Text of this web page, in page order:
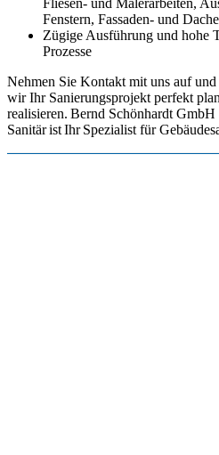
Fliesen- und Malerarbeiten,
Fenstern, Fassaden- und
Zügige Ausführung und hohe
Prozesse
Nehmen Sie Kontakt mit uns auf
wir Ihr Sanierungsprojekt perfekt
realisieren. Bernd Schönhardt
Sanitär ist Ihr Spezialist für